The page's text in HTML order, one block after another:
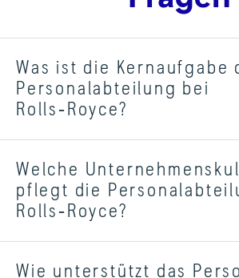
Was ist die Kernaufgabe
Personalabteilung bei
Rolls‑Royce?
Welche
pflegt die
Rolls‑Royce?
Wie unterstützt das